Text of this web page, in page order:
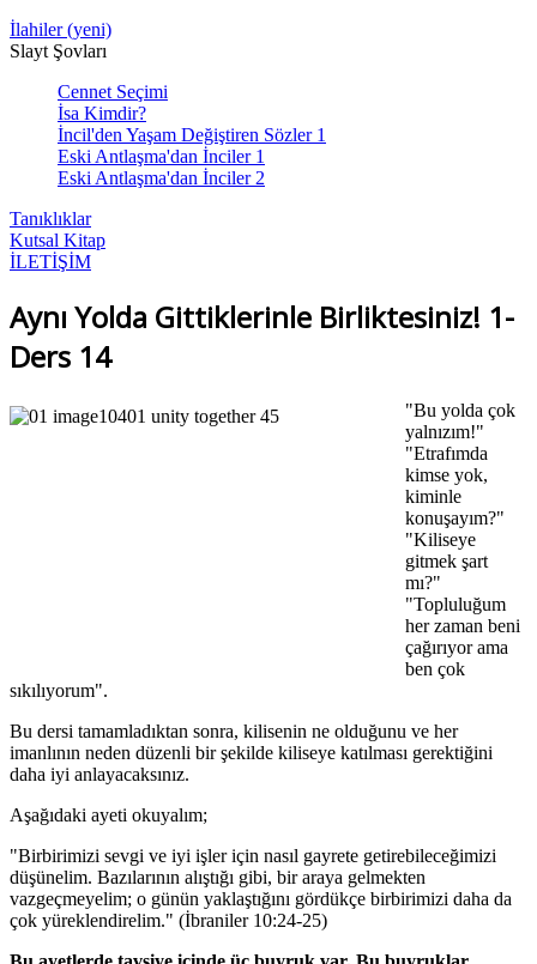
İlahiler (yeni)
Slayt Şovları
Cennet Seçimi
İsa Kimdir?
İncil'den Yaşam Değiştiren Sözler 1
Eski Antlaşma'dan İnciler 1
Eski Antlaşma'dan İnciler 2
Tanıklıklar
Kutsal Kitap
İLETİŞİM
Aynı Yolda Gittiklerinle Birliktesiniz! 1-
Ders 14
"Bu yolda çok
yalnızım!"
"Etrafımda
kimse yok,
kiminle
konuşayım?"
"Kiliseye
gitmek şart
mı?"
"Topluluğum
her zaman beni
çağırıyor ama
ben çok
sıkılıyorum".
Bu dersi tamamladıktan sonra, kilisenin ne olduğunu ve her
imanlının neden düzenli bir şekilde kiliseye katılması gerektiğini
daha iyi anlayacaksınız.
Aşağıdaki ayeti okuyalım;
"Birbirimizi sevgi ve iyi işler için nasıl gayrete getirebileceğimizi
düşünelim. Bazılarının alıştığı gibi, bir araya gelmekten
vazgeçmeyelim; o günün yaklaştığını gördükçe birbirimizi daha da
çok yüreklendirelim." (İbraniler 10:24-25)